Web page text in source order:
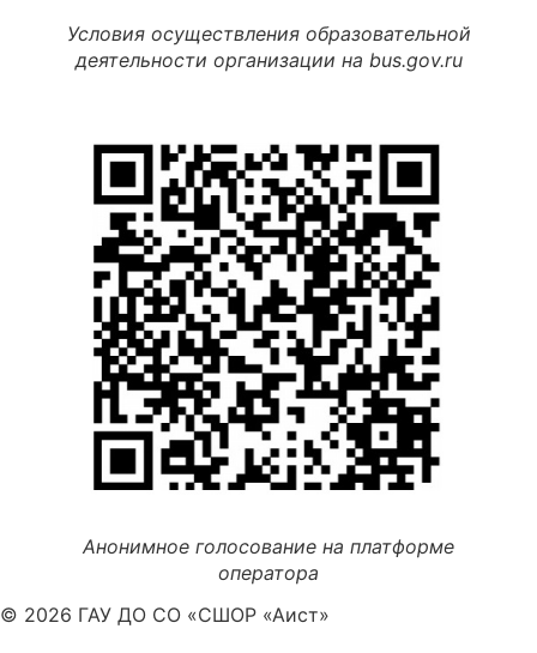
Условия осуществления образовательной
деятельности организации на bus.gov.ru
Анонимное голосование на платформе
оператора
© 2026 ГАУ ДО СО «СШОР «Аист»